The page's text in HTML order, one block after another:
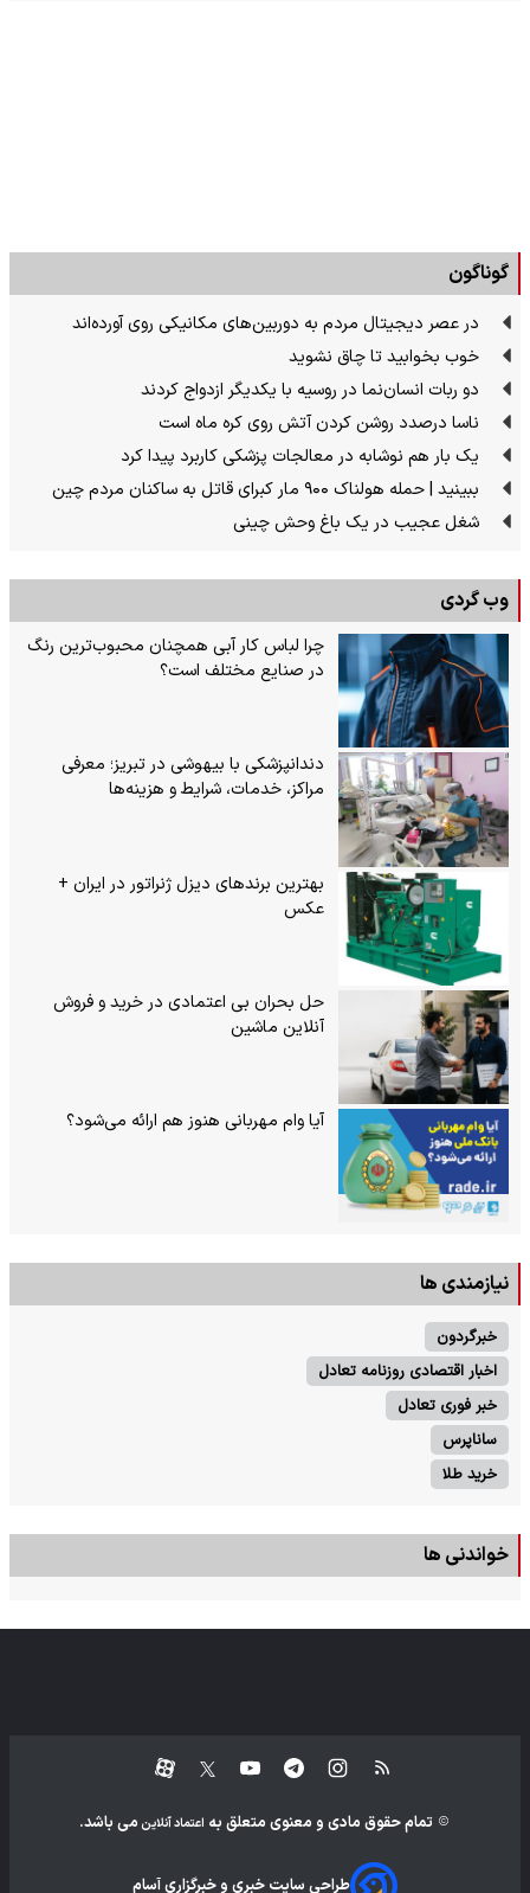
گوناگون
در عصر دیجیتال مردم به دوربین‌های مکانیکی روی آورده‌اند
خوب بخوابید تا چاق نشوید
دو ربات انسان‌نما در روسیه با یکدیگر ازدواج کردند
ناسا درصدد روشن کردن آتش روی کره ماه است
یک بار هم نوشابه در معالجات پزشکی کاربرد پیدا کرد
ببینید | حمله هولناک ۹۰۰ مار کبرای قاتل به ساکنان مردم چین
شغل عجیب در یک باغ وحش چینی
وب گردی
چرا لباس کار آبی همچنان محبوب‌ترین رنگ
در صنایع مختلف است؟
دندانپزشکی با بیهوشی در تبریز؛ معرفی
مراکز، خدمات، شرایط و هزینه‌ها
بهترین برندهای دیزل ژنراتور در ایران +
عکس
حل بحران بی‌ اعتمادی در خرید و فروش
آنلاین ماشین
آیا وام مهربانی هنوز هم ارائه می‌شود؟
نیازمندی ها
خبرگردون
اخبار اقتصادی روزنامه تعادل
خبر فوری تعادل
ساناپرس
خرید طلا
خواندنی ها
تمام حقوق مادی و معنوی متعلق به اعتماد آنلاین می باشد.
طراحی سایت خبری و خبرگزاری آسام